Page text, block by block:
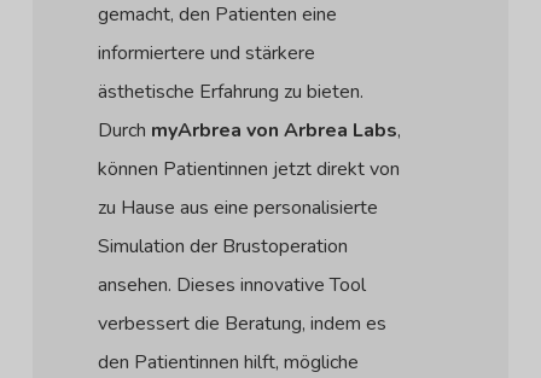
gemacht, den Patienten eine
informiertere und stärkere
ästhetische Erfahrung zu bieten.
Durch myArbrea von Arbrea Labs,
können Patientinnen jetzt direkt von
zu Hause aus eine personalisierte
Simulation der Brustoperation
ansehen. Dieses innovative Tool
verbessert die Beratung, indem es
den Patientinnen hilft, mögliche